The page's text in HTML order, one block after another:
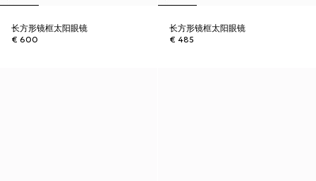
长方形镜框太阳眼镜
€ 600
长方形镜框太阳眼镜
€ 485